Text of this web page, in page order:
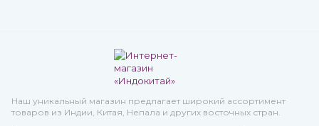
Наш уникальный магазин предлагает широкий ассортимент
товаров из Индии, Китая, Непала и других восточных стран.